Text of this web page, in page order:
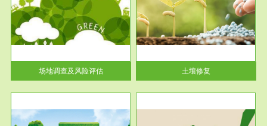
场地调查及风险评估
土壤修复
土壤修复